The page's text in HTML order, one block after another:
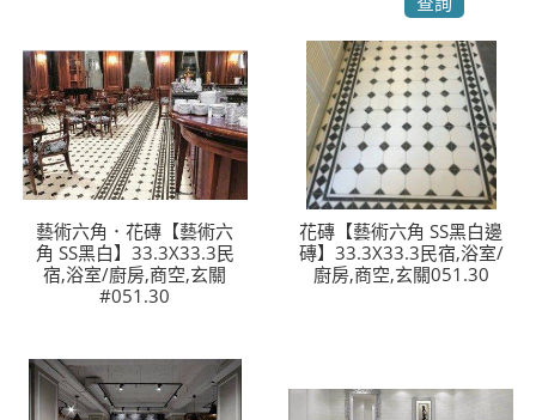
捷運： 中和線【頂溪站 2 號出口】往中山路1段139
號約10分鐘
原Line已滿 無法加Line好友 請親愛的客戶加入
LINE官方帳號@a0975005573
藝術六角．花磚【藝術六
角 SS黑白】33.3X33.3民
宿,浴室/廚房,商空,玄關
#051.30
花磚【藝術六角 SS黑白邊
磚】33.3X33.3民宿,浴室/
廚房,商空,玄關051.30